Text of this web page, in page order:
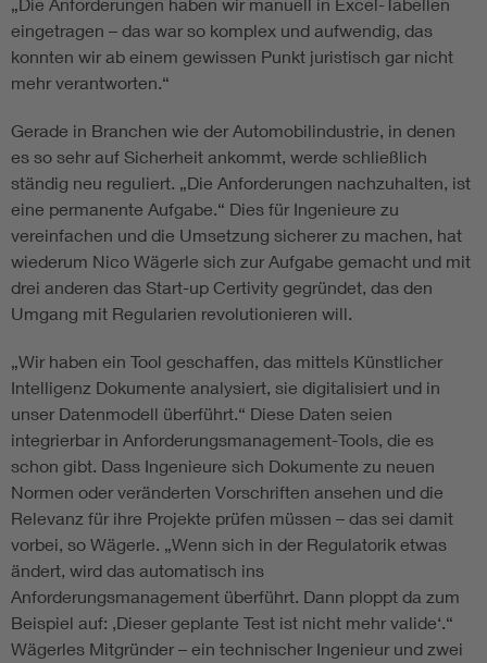
„Die Anforderungen haben wir manuell in Excel-Tabellen
eingetragen – das war so komplex und aufwendig, das
konnten wir ab einem gewissen Punkt juristisch gar nicht
mehr verantworten.“
Gerade in Branchen wie der Automobilindustrie, in denen
es so sehr auf Sicherheit ankommt, werde schließlich
ständig neu reguliert. „Die Anforderungen nachzuhalten, ist
eine permanente Aufgabe.“ Dies für Ingenieure zu
vereinfachen und die Umsetzung sicherer zu machen, hat
wiederum Nico Wägerle sich zur Aufgabe gemacht und mit
drei anderen das Start-up Certivity gegründet, das den
Umgang mit Regularien revolutionieren will.
„Wir haben ein Tool geschaffen, das mittels Künstlicher
Intelligenz Dokumente analysiert, sie digitalisiert und in
unser Datenmodell überführt.“ Diese Daten seien
integrierbar in Anforderungsmanagement-Tools, die es
schon gibt. Dass Ingenieure sich Dokumente zu neuen
Normen oder veränderten Vorschriften ansehen und die
Relevanz für ihre Projekte prüfen müssen – das sei damit
vorbei, so Wägerle. „Wenn sich in der Regulatorik etwas
ändert, wird das automatisch ins
Anforderungsmanagement überführt. Dann ploppt da zum
Beispiel auf: ‚Dieser geplante Test ist nicht mehr valide‘.“
Wägerles Mitgründer – ein technischer Ingenieur und zwei